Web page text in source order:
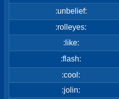
:unbelief:
:rolleyes:
:like:
:flash:
:cool:
:jolin: